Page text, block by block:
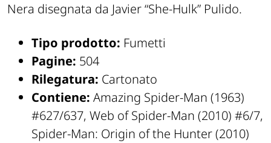
Nera disegnata da Javier “She-Hulk” Pulido.
Tipo prodotto: Fumetti
Pagine: 504
Rilegatura: Cartonato
Contiene: Amazing Spider-Man (1963)
#627/637, Web of Spider-Man (2010) #6/7,
Spider-Man: Origin of the Hunter (2010)